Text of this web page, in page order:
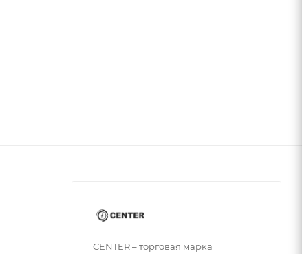
CENTER – торговая марка